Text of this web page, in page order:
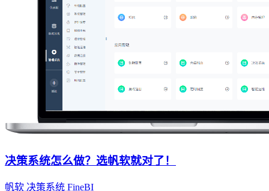
决策系统怎么做？选帆软就对了！
帆软 决策系统 FineBI